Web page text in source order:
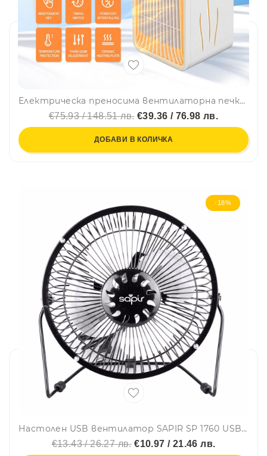
Електрическа преносима вентилаторна печка с LED светлини Desktop Heater
€75.93 / 148.51 лв.€39.36 / 76.98 лв.
ДОБАВИ В КОЛИЧКА
-18%
Настолен USB вентилатор SAPIR SP 1760 USB6, 2.5W, 5V, перки 15см, Черен
€13.43 / 26.27 лв.€10.97 / 21.46 лв.